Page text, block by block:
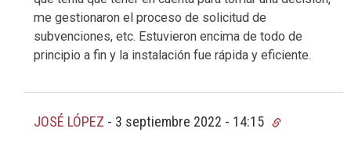
me gestionaron el proceso de solicitud de
subvenciones, etc. Estuvieron encima de todo de
principio a fin y la instalación fue rápida y eficiente.
JOSÉ LÓPEZ - 3 septiembre 2022 - 14:15